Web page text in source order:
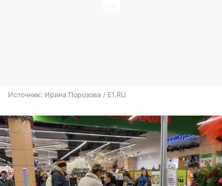
Источник: Ирина Порозова / E1.RU